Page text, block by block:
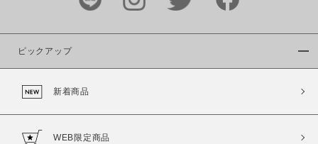
ピックアップ
新着商品
WEB限定商品